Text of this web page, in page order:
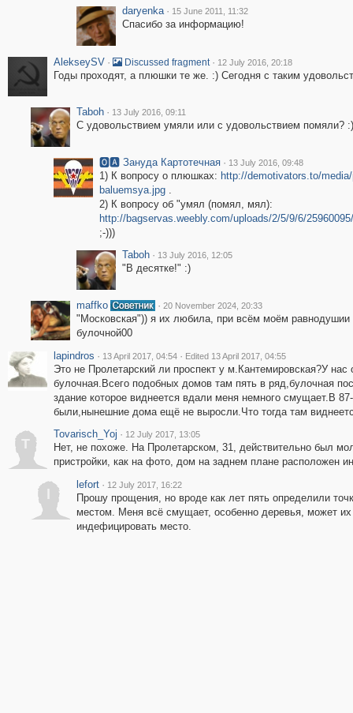
daryenka · 15 June 2011, 11:32
Спасибо за информацию!
AlekseySV · Discussed fragment · 12 July 2016, 20:18
Годы проходят, а плюшки те же. :) Сегодня с таким
Taboh · 13 July 2016, 09:11
С удовольствием умяли или с удовольствием помяли?
🅾🅰 Зануда Картотечная · 13 July 2016, 09:48
1) К вопросу о плюшках: http://demotivators.to/
baluemsya.jpg.
2) К вопросу об "умял (помял, мял):
http://bagservas.weebly.com/uploads/2/5/9/6/
;-)))
Taboh · 13 July 2016, 12:05
"В десятке!" :)
maffko · 20 November 2024, 20:33
"Московская")) я их любила, при всём моём равнодушии
булочной00
lapindros · 13 April 2017, 04:54 · Edited 13 April 2017, 04:55
Это не Пролетарский ли проспект у м.Кантемировская?У
булочная.Всего подобных домов там пять в ряд,булочная
здание которое виднеется вдали меня немного смущает.В
были,нынешние дома ещё не выросли.Что тогда там
T
Tovarisch_Yoj · 12 July 2017, 13:05
Нет, не похоже. На Пролетарском, 31, действительно был
пристройки, как на фото, дом на заднем плане расположен
lefort · 12 July 2017, 16:22
Прошу прощения, но вроде как лет пять определили
местом. Меня всё смущает, особенно деревья, может
индефицировать место.